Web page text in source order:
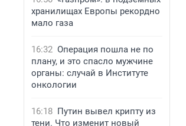
хранилищах Европы рекордно
мало газа
16:32 Операция пошла не по
плану, и это спасло мужчине
органы: случай в Институте
онкологии
16:18 Путин вывел крипту из
тени. Что изменит новый